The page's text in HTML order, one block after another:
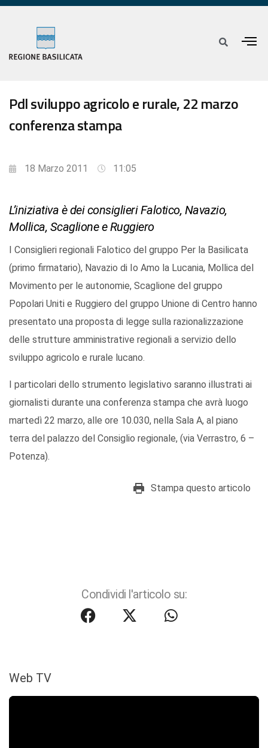
Pdl sviluppo agricolo e rurale, 22 marzo
conferenza stampa
18 Marzo 2011 11:05
L’iniziativa è dei consiglieri Falotico, Navazio,
Mollica, Scaglione e Ruggiero
I Consiglieri regionali Falotico del gruppo Per la Basilicata
(primo firmatario), Navazio di Io Amo la Lucania, Mollica del
Movimento per le autonomie, Scaglione del gruppo
Popolari Uniti e Ruggiero del gruppo Unione di Centro hanno
presentato una proposta di legge sulla razionalizzazione
delle strutture amministrative regionali a servizio dello
sviluppo agricolo e rurale lucano.
I particolari dello strumento legislativo saranno illustrati ai
giornalisti durante una conferenza stampa che avrà luogo
martedì 22 marzo, alle ore 10.030, nella Sala A, al piano
terra del palazzo del Consiglio regionale, (via Verrastro, 6 –
Potenza).
Stampa questo articolo
Condividi l'articolo su:
Web TV